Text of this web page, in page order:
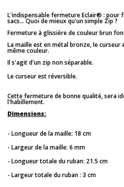
L'indispensable fermeture Eclair® : pour
sacs... Quoi de mieux qu'un simple Zip ?
Fermeture à glissière de couleur brun
La maille est en métal bronze, le
même couleur.
Il s'agit d'un zip non séparable.
Le curseur est réversible.
Cette fermeture de bonne qualité, sera
l'habillement.
Dimensions:
- Longueur de la maille: 18 cm
- Largeur de la maille: 6 mm
- Longueur totale du ruban: 21.5 cm
- Largeur totale du ruban : 3 cm